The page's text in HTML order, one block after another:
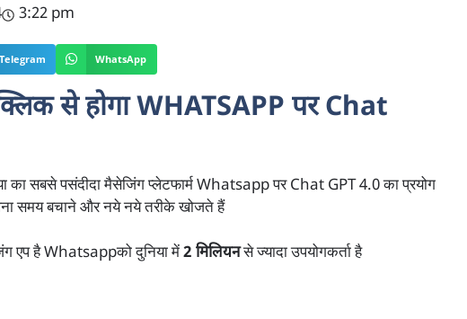
3:22 pm
Telegram WhatsApp
से होगा WHATSAPP पर Chat
सबसे पसंदीदा मैसेजिंग प्लेटफार्म Whatsapp पर Chat GPT 4.0 का प्रयोग
समय बचाने और नये नये तरीके खोजते हैं
एप है Whatsappको दुनिया में2 मिलियनसे ज्यादा उपयोगकर्ता है